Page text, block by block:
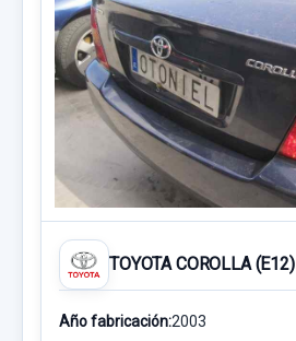
TOYOTA COROLLA (E12)
Año fabricación:2003